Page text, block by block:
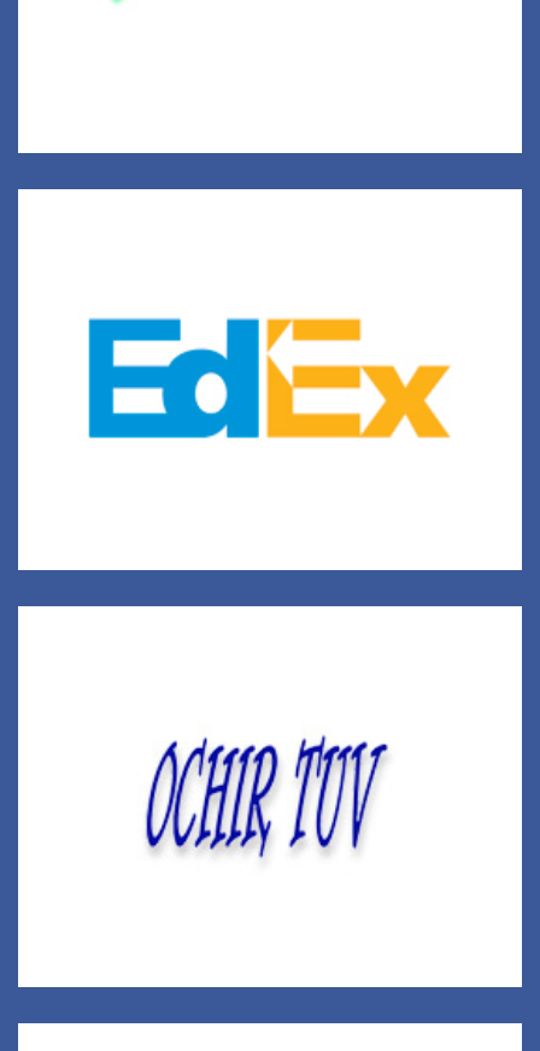
Монголын Залуучууд Солилцооны Үндэсний Агентлаг
Ази, Европ ба Америкт сурах, ажиллах
Очир төв холдинг ХХК
Иргэний болон үйлдвэрийн барилга угсралт,
эрчим хүчний барилга угсралт,
авто замын барилга угсралт засвар